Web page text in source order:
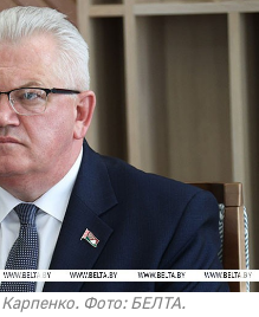
Фото: БЕЛТА.